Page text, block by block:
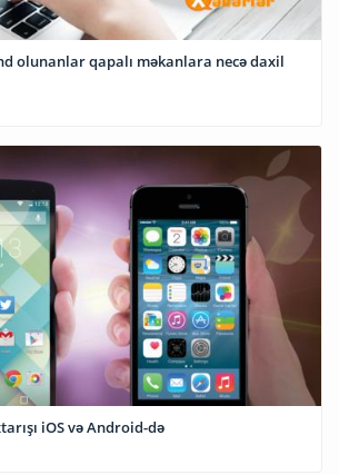
olunanlar qapalı məkanlara necə daxil
iOS və Android-də